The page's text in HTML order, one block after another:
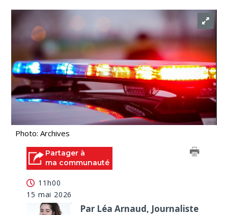
Photo: Archives
Partager à
ma communauté
11h00
15 mai 2026
Par Léa Arnaud, Journaliste